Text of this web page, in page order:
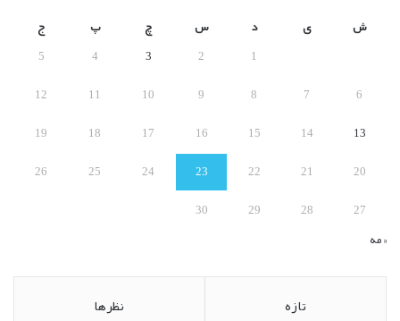
ش
ی د س چ پ
ج
1
2
3
4
5
6
7
8
9
10
11
12
13
14
15
16
17
18
19
20
21
22
23
24
25
26
27
28
29
30
« مه
تازه نظرها